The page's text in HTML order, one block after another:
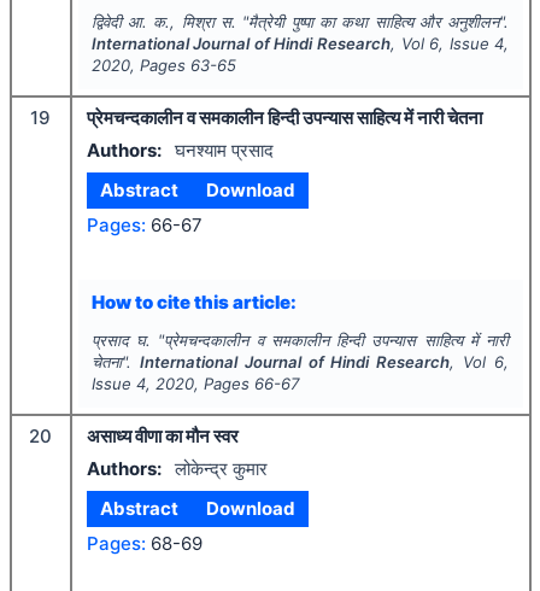
द्विवेदी आ. क., मिश्रा स. "मैत्रेयी पुष्पा का कथा साहित्य और अनुशीलन".
International Journal of Hindi Research, Vol 6, Issue4,
2020, Pages 63-65
19
प्रेमचन्दकालीन व समकालीन हिन्दी उपन्यास साहित्य में नारी चेतना
Authors: घनश्याम प्रसाद
Abstract
Download
Pages: 66-67
How to cite this article:
प्रसाद घ. "प्रेमचन्दकालीन व समकालीन हिन्दी उपन्यास साहित्य में नारी
चेतना". International Journal of Hindi Research, Vol 6,
Issue 4, 2020, Pages 66-67
20
असाध्य वीणा का मौन स्वर
Authors: लोकेन्द्र कुमार
Abstract
Download
Pages: 68-69